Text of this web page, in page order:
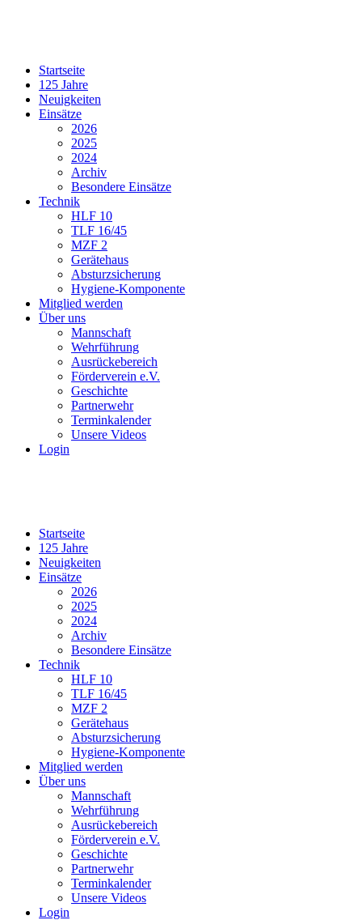
Startseite
125 Jahre
Neuigkeiten
Einsätze
2026
2025
2024
Archiv
Besondere Einsätze
Technik
HLF 10
TLF 16/45
MZF 2
Gerätehaus
Absturzsicherung
Hygiene-Komponente
Mitglied werden
Über uns
Mannschaft
Wehrführung
Ausrückebereich
Förderverein e.V.
Geschichte
Partnerwehr
Terminkalender
Unsere Videos
Login
Startseite
125 Jahre
Neuigkeiten
Einsätze
2026
2025
2024
Archiv
Besondere Einsätze
Technik
HLF 10
TLF 16/45
MZF 2
Gerätehaus
Absturzsicherung
Hygiene-Komponente
Mitglied werden
Über uns
Mannschaft
Wehrführung
Ausrückebereich
Förderverein e.V.
Geschichte
Partnerwehr
Terminkalender
Unsere Videos
Login